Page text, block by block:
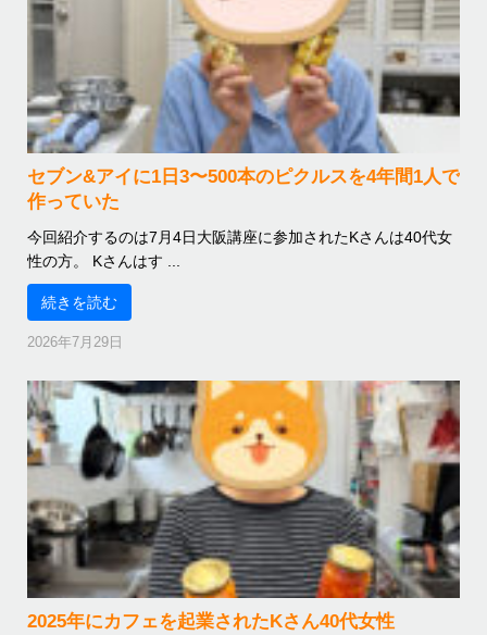
セブン&アイに1日3〜500本のピクルスを4年間1人で
作っていた
今回紹介するのは7月4日大阪講座に参加されたKさんは40代女
性の方。 Kさんはす ...
続きを読む
2026年7月29日
2025年にカフェを起業されたKさん40代女性